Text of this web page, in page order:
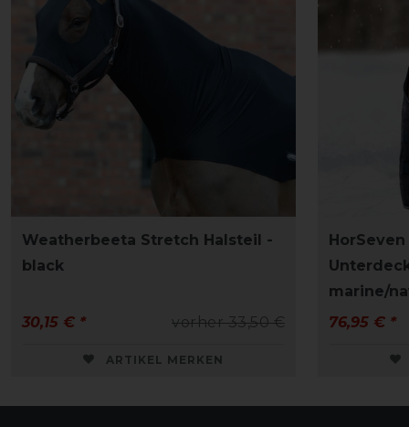
Weatherbeeta Stretch Halsteil -
black
vorher 33,50 €
30,15 € *
ARTIKEL MERKEN
HorSeven
marine/
76,95 € *